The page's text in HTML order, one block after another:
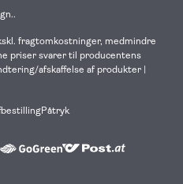
.
fragtomkostninger, medmindre
priser svarer til producentens
afskaffelse af produkter |
Påtryk